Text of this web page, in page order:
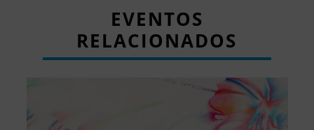
EVENTOS
RELACIONADOS